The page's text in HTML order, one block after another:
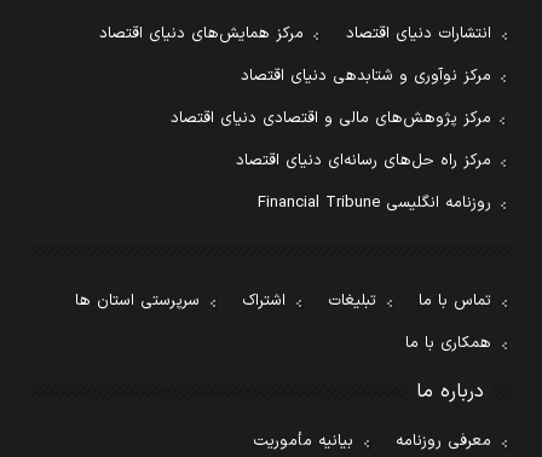
انتشارات دنیای اقتصاد
مرکز همایش‌های دنیای اقتصاد
مرکز نوآوری و شتابدهی دنیای اقتصاد
مرکز پژوهش‌های مالی و اقتصادی دنیای اقتصاد
مرکز راه حل‌های رسانه‌ای دنیای اقتصاد
روزنامه انگلیسی Financial Tribune
تماس با ما تبلیغات اشتراک
سرپرستی استان ها
همکاری با ما
درباره ما
معرفی روزنامه بیانیه مأموریت